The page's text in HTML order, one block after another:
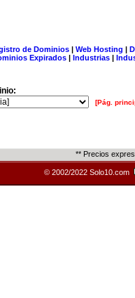
de Dominios| Web Hosting |
Expirados | Industrias |
[Pág.
** Precios
© 2002/2022 Solo10.com